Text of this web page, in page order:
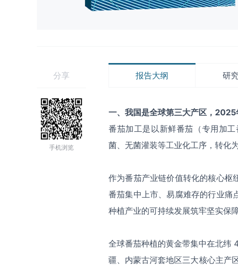
分享
手机浏览
报告大纲 研
一、我国是全球第三大产区，
番茄加工是以新鲜番茄（专用加
菌、无菌灌装等工业化工序，转化
作为番茄产业链价值转化的核心枢
番茄集中上市、易腐难存的行业痛
种植产业的可持续发展筑牢坚实保
全球番茄种植的黄金带集中在北纬
疆、内蒙古河套地区三大核心主产